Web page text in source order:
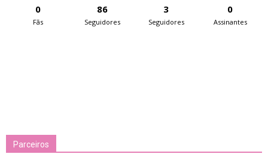
0
Fãs
86
Seguidores
3
Seguidores
0
Assinantes
Parceiros